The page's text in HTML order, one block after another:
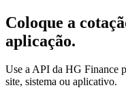
Coloque a
aplicação.
Use a API da HG Finance
site, sistema ou aplicativo.